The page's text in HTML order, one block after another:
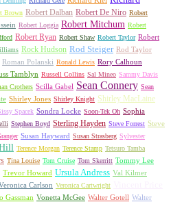
Brown Robert Dalban Robert De Niro Robert
Robert Loggia Robert Mitchum Robert
Robert Ryan Robert Shaw Robert Taylor Robert
Rock Hudson Rod Steiger Rod Taylor
Roman Polanski Ronald Lewis Rory Calhoun
Tamblyn Russell Collins Sal Mineo Sammy Davis
Crothers Scilla Gabel Sean Connery Sean
Shirley Jones Shirley Knight Shirley MacLaine
Spacek Sondra Locke Soon-Tek Oh Sophia
Stephen Boyd Sterling Hayden Steve Forrest Steve
Susan Hayward Susan Strasberg Sylvester
Terence Morgan Terence Stamp Tetsuro Tamba
Tina Louise Tom Cruise Tom Skerritt Tommy Lee
Trevor Howard Ursula Andress Val Kilmer
Carlson Veronica Cartwright
Gassman Vonetta McGee Walter Gotell Walter